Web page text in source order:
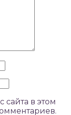
сайта в этом